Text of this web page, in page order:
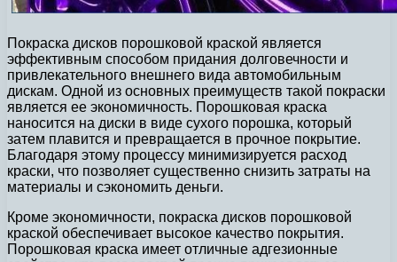
Покраска дисков порошковой краской является
эффективным способом придания долговечности и
привлекательного внешнего вида автомобильным
дискам. Одной из основных преимуществ такой покраски
является ее экономичность. Порошковая краска
наносится на диски в виде сухого порошка, который
затем плавится и превращается в прочное покрытие.
Благодаря этому процессу минимизируется расход
краски, что позволяет существенно снизить затраты на
материалы и сэкономить деньги.
Кроме экономичности, покраска дисков порошковой
краской обеспечивает высокое качество покрытия.
Порошковая краска имеет отличные адгезионные